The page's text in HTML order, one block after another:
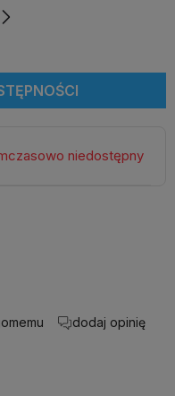
niedostępny
dodaj opinię